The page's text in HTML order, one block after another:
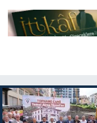
Şanlıurfa
Tekirdağ